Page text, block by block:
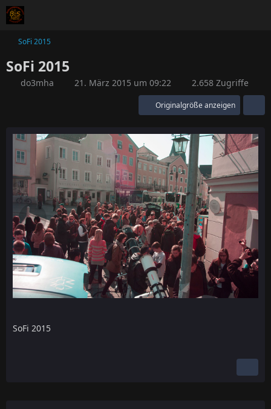
SoFi 2015
SoFi 2015
do3mha 21. März 2015 um 09:22 2.658 Zugriffe
Originalgröße anzeigen
SoFi 2015